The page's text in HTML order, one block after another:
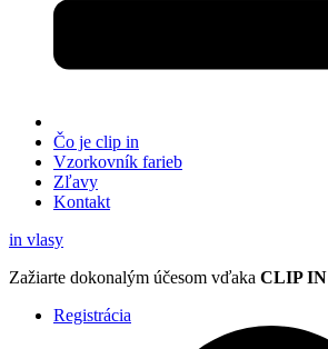
Čo je clip in
Vzorkovník farieb
Zľavy
Kontakt
in vlasy
Zažiarte dokonalým účesom vďaka CLIP IN
Registrácia